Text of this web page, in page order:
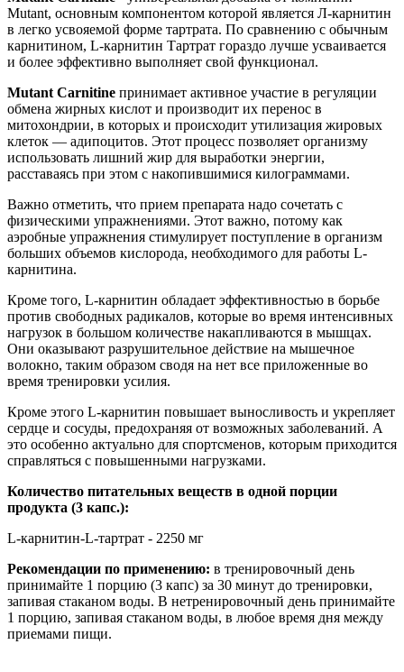
Mutant, основным компонентом которой является Л-карнитин
в легко усвояемой форме тартрата. По сравнению с обычным
карнитином, L-карнитин Тартрат гораздо лучше усваивается
и более эффективно выполняет свой функционал.
Mutant Carnitine принимает активное участие в регуляции
обмена жирных кислот и производит их перенос в
митохондрии, в которых и происходит утилизация жировых
клеток — адипоцитов. Этот процесс позволяет организму
использовать лишний жир для выработки энергии,
расставаясь при этом с накопившимися килограммами.
Важно отметить, что прием препарата надо сочетать с
физическими упражнениями. Этот важно, потому как
аэробные упражнения стимулирует поступление в организм
больших объемов кислорода, необходимого для работы L-
карнитина.
Кроме того, L-карнитин обладает эффективностью в борьбе
против свободных радикалов, которые во время интенсивных
нагрузок в большом количестве накапливаются в мышцах.
Они оказывают разрушительное действие на мышечное
волокно, таким образом сводя на нет все приложенные во
время тренировки усилия.
Кроме этого L-карнитин повышает выносливость и укрепляет
сердце и сосуды, предохраняя от возможных заболеваний. А
это особенно актуально для спортсменов, которым приходится
справляться с повышенными нагрузками.
Количество питательных веществ в одной порции
продукта (3 капс.):
L-карнитин-L-тартрат - 2250 мг
Рекомендации по применению: в тренировочный день
принимайте 1 порцию (3 капс) за 30 минут до тренировки,
запивая стаканом воды. В нетренировочный день принимайте
1 порцию, запивая стаканом воды, в любое время дня между
приемами пищи.